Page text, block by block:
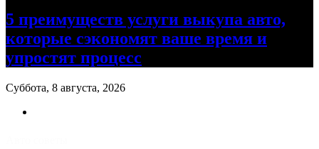
5 преимуществ услуги выкупа авто,
которые сэкономят ваше время и
упростят процесс
Суббота, 8 августа, 2026